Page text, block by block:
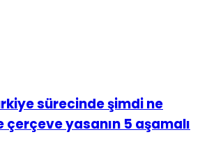
sürecinde şimdi ne
yasanın 5 aşamalı